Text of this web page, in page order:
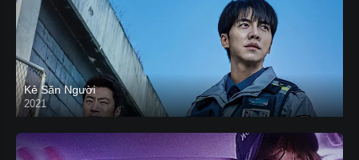
Kẻ Săn Người
2021